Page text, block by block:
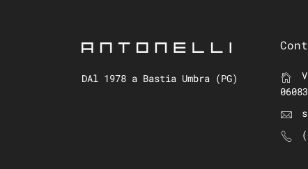
DAl 1978 a Bastia Umbra (PG)